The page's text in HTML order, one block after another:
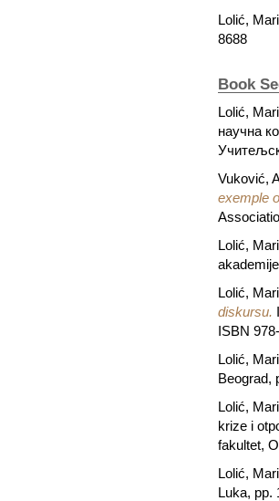
Lolić,
8688
Book
Lolić,
научна
Vuković,
exemple
Lolić,
Lolić,
diskursu.
ISBN
Lolić,
Beograd,
Lolić,
krize i
fakultet,
Lolić,
Luka, pp.